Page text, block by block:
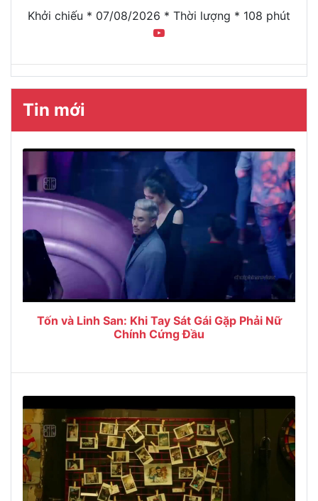
Khởi chiếu * 07/08/2026 * Thời lượng * 108 phút
Tin mới
Tốn và Linh San: Khi Tay Sát Gái Gặp Phải Nữ
Chính Cứng Đầu